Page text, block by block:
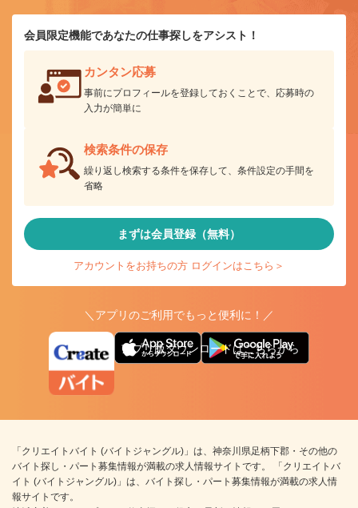
会員限定機能であなたの仕事探しをアシスト！
カンタン応募
事前にプロフィールを登録しておくことで、応募時の
入力が簡単に
検索条件の保存
繰り返し検索する条件を保存して、条件設定の手間を
省略
まずは会員登録（無料）
アカウントをお持ちの方 ログインはこちら＞
＼アプリのご利用でもっと便利に！／
アプリ版ダウンロードはこちらから
「クリエイトバイト (バイトジャングル)」は、神奈川県足柄下郡・その他の
バイト探し・パート募集情報が満載の求人情報サイトです。 「クリエイトバ
イト (バイトジャングル)」は、バイト探し・パート募集情報が満載の求人情
報サイトです。